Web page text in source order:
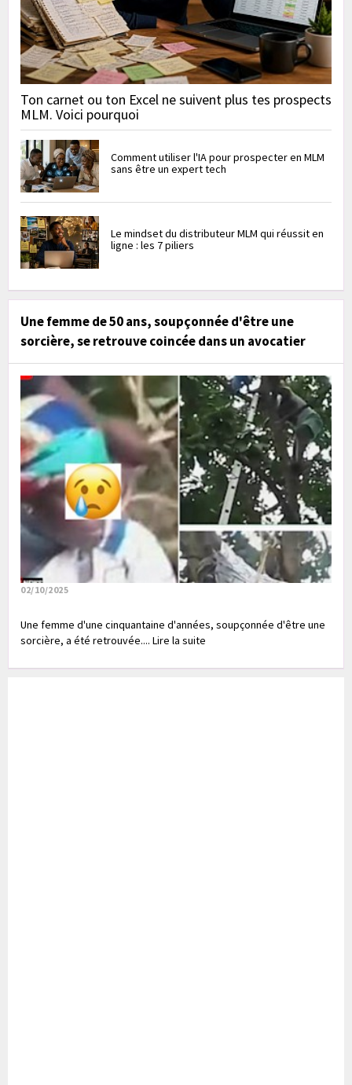
Ton carnet ou ton Excel ne suivent plus tes prospects
MLM. Voici pourquoi
Comment utiliser l'IA pour prospecter en MLM
sans être un expert tech
Le mindset du distributeur MLM qui réussit en
ligne : les 7 piliers
Une femme de 50 ans, soupçonnée d'être une
sorcière, se retrouve coincée dans un avocatier
02/10/2025
Une femme d'une cinquantaine d'années, soupçonnée d'être une
sorcière, a été retrouvée.... Lire la suite